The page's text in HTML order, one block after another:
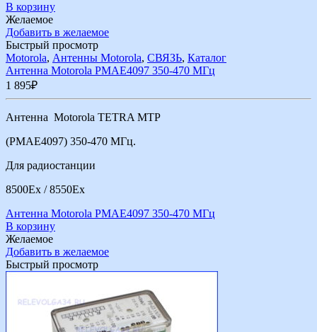
В корзину
Желаемое
Добавить в желаемое
Быстрый просмотр
Motorola, Антенны Motorola, СВЯЗЬ, Каталог
Антенна Motorola PMAE4097 350-470 МГц
1 895₽
Антенна Motorola TETRA MTP
(PMAE4097) 350-470 МГц.
Для радиостанции
8500Ex / 8550Ex
Антенна Motorola PMAE4097 350-470 МГц
В корзину
Желаемое
Добавить в желаемое
Быстрый просмотр